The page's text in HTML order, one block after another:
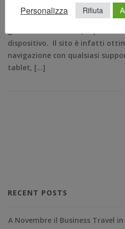
homepage. Milano, 16 Giugno –
(www.uvet.com) del Gruppo
dispositivo. Il sito è infatti
navigazione con qualsiasi
tablet, […]
RECENT POSTS
A Novembre il Business Travel
Personalizza Rifiuta